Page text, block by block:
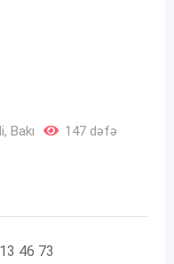
, Bakı
147 dəfə
46 73